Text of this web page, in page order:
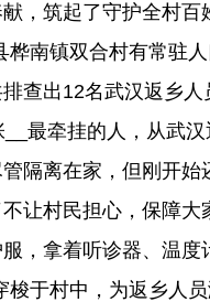
，筑起了守护全村百
桦南镇双合村有常驻
排查出12名武汉返乡
__最牵挂的人，从武
隔离在家，但刚开始
让村民担心，保障大
，拿着听诊器、温度
梭于村中，为返乡人